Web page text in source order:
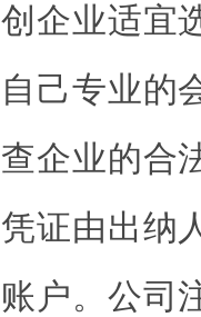
创企业适宜
自己专业的
查企业的合
凭证由出纳
账户。公司